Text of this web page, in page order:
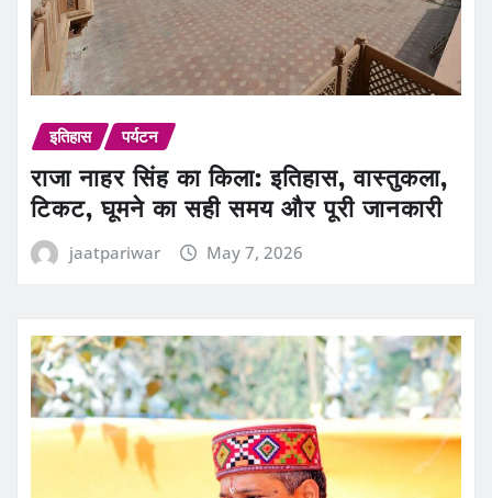
इतिहास पर्यटन
राजा नाहर सिंह का किला: इतिहास, वास्तुकला,
टिकट, घूमने का सही समय और पूरी जानकारी
jaatpariwar May 7, 2026